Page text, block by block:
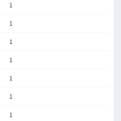
1
1
1
1
1
1
1